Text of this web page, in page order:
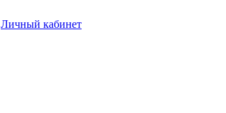
Личный кабинет